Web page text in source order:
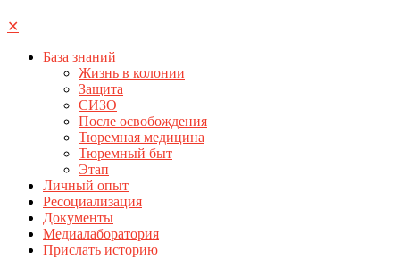
✕
База знаний
Жизнь в колонии
Защита
СИЗО
После освобождения
Тюремная медицина
Тюремный быт
Этап
Личный опыт
Ресоциализация
Документы
Медиалаборатория
Прислать историю